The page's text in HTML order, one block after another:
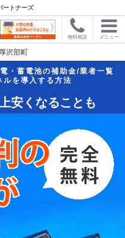
ートナーズ
無料相談 メニュー
沢部町
・蓄電池の補助金/業者一覧
を導入する方法
安くなることも